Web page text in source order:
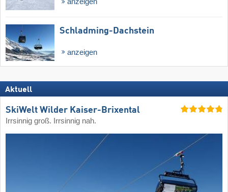
Schladming-Dachstein
anzeigen
Aktuell
SkiWelt Wilder Kaiser-Brixental
Irrsinnig groß. Irrsinnig nah.